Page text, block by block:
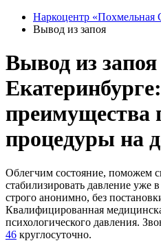
Наркоцентр «Похмельная
Вывод из запоя
Вывод из
Екатеринбурге:
преимущества
процедуры на
Облегчим состояние, поможем
стабилизировать давление уже
строго анонимно, без
Квалифицированная
психологического давления.
46 круглосуточно.